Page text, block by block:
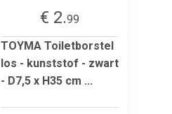
€ 2.99
TOYMA Toiletborstel
los - kunststof - zwart
- D7,5 x H35 cm ...